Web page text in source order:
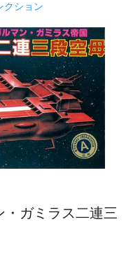
クション
・ガミラス二連三